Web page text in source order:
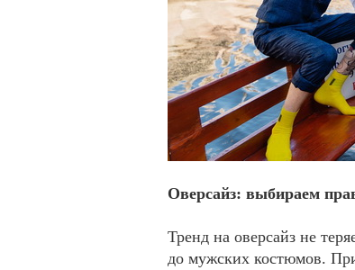
Оверсайз: выбираем
Тренд на оверсайз не
до мужских костюмов.